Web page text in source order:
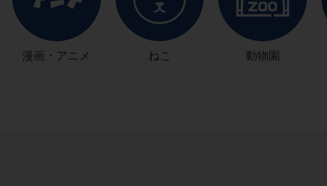
漫画・アニメ ねこ 動物園